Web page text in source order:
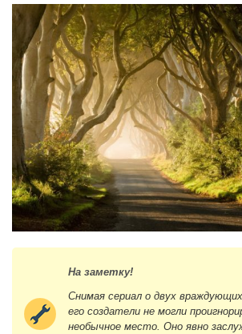
На заметку!
Снимая сериал о двух
его создатели не могли
необычное место. Оно явно